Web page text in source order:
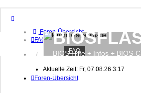
Foren-Übersicht
FAQ
Anmelden
BIOS Hilfe + Infos + BIOS-
FAQ
Aktuelle Zeit: Fr, 07.08.26 3:17
Foren-Übersicht